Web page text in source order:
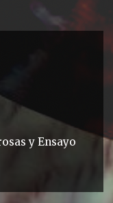
y Ensayo